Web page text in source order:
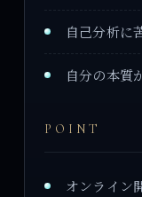
自己分析に
自分の本質
POINT
オンライン